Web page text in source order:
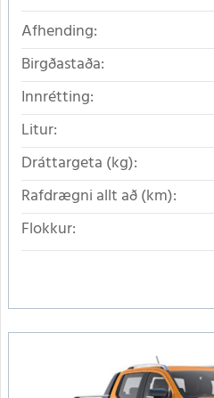
Afhending:
Birgðastaða:
Innrétting:
Litur:
Dráttargeta (kg):
Rafdrægni allt að (km):
Flokkur: